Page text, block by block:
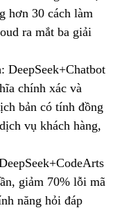
hơn 30 cách làm
ra mắt ba giải
DeepSeek+Chatbot
chính xác và
bản có tính đồng
vụ khách hàng,
giảm 70% lỗi mã
năng hỏi đáp